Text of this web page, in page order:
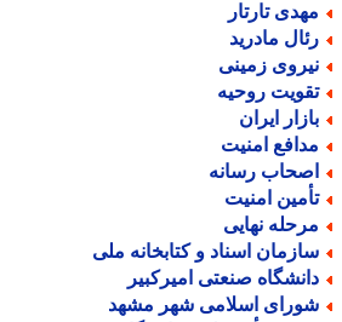
تارتار
مادرید
زمینی
روحیه
ایران
امنیت
رسانه
امنیت
نهایی
اسناد و کتابخانه ملی
صنعتی امیرکبیر
اسلامی شهر مشهد